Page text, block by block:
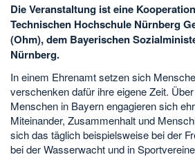
Die Veranstaltung ist eine
Technischen Hochschule Nürnberg
(Ohm), dem Bayerischen
Nürnberg.
In einem Ehrenamt setzen sich
verschenken dafür ihre eigene Zeit.
Menschen in Bayern engagieren sich
Miteinander, Zusammenhalt und
sich das täglich beispielsweise bei der
bei der Wasserwacht und in